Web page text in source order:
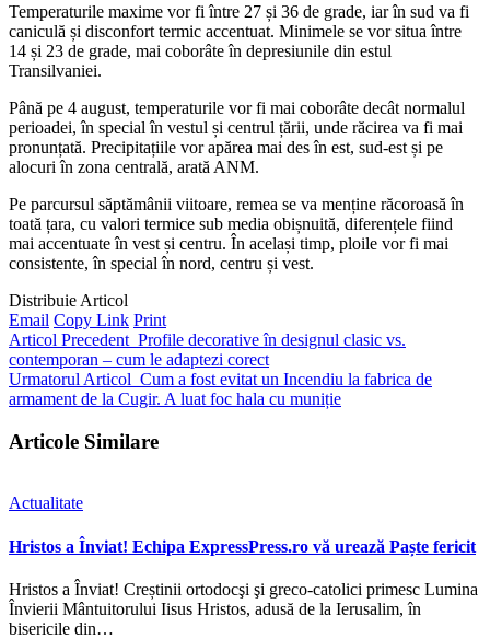
Temperaturile maxime vor fi între 27 și 36 de grade, iar în sud va fi
caniculă și disconfort termic accentuat. Minimele se vor situa între
14 și 23 de grade, mai coborâte în depresiunile din estul
Transilvaniei.
Până pe 4 august, temperaturile vor fi mai coborâte decât normalul
perioadei, în special în vestul și centrul țării, unde răcirea va fi mai
pronunțată. Precipitațiile vor apărea mai des în est, sud-est și pe
alocuri în zona centrală, arată ANM.
Pe parcursul săptămânii viitoare, remea se va menține răcoroasă în
toată țara, cu valori termice sub media obișnuită, diferențele fiind
mai accentuate în vest și centru. În același timp, ploile vor fi mai
consistente, în special în nord, centru și vest.
Distribuie Articol
Email Copy Link Print
Articol Precedent Profile decorative în designul clasic vs.
contemporan – cum le adaptezi corect
Urmatorul Articol Cum a fost evitat un Incendiu la fabrica de
armament de la Cugir. A luat foc hala cu muniție
Articole Similare
Actualitate
Hristos a Înviat! Echipa ExpressPress.ro vă urează Paște fericit
Hristos a Înviat! Creștinii ortodocşi şi greco-catolici primesc Lumina
Învierii Mântuitorului Iisus Hristos, adusă de la Ierusalim, în
bisericile din…